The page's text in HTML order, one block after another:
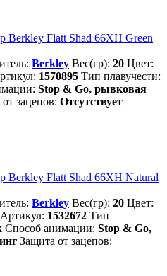
Berkley Flatt Shad 66XH Green
Berkley Вес(гр): 20 Цвет:
1570895 Тип плавучести:
Stop & Go, рывковая
зацепов: Отсутствует
Berkley Flatt Shad 66XH Natural
Berkley Вес(гр): 20 Цвет:
Артикул: 1532672 Тип
Способ анимации: Stop & Go,
Защита от зацепов: